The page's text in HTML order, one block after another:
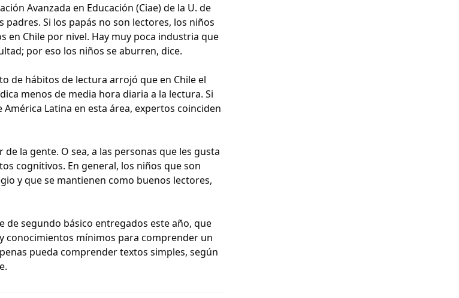
Avanzada en Educación (Ciae) de la U. de
Si los papás no son lectores, los niños
en Chile por nivel. Hay muy poca industria que
por eso los niños se aburren, dice.
de hábitos de lectura arrojó que en Chile el
menos de media hora diaria a la lectura. Si
Latina en esta área, expertos coinciden
la gente. O sea, a las personas que les gusta
cognitivos. En general, los niños que son
y que se mantienen como buenos lectores,
de segundo básico entregados este año, que
conocimientos mínimos para comprender un
pueda comprender textos simples, según